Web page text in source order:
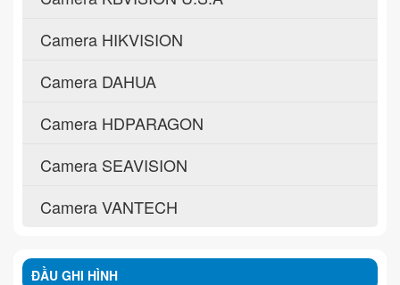
Camera HIKVISION
Camera DAHUA
Camera HDPARAGON
Camera SEAVISION
Camera VANTECH
ĐẦU GHI HÌNH